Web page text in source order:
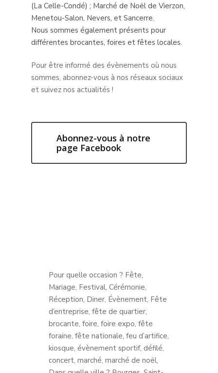
(La Celle-Condé) ; Marché de Noël de Vierzon,
Menetou-Salon, Nevers, et Sancerre.
Nous sommes également présents pour
différentes brocantes, foires et fêtes locales.
Pour être informé des évènements où nous
sommes, abonnez-vous à nos réseaux sociaux
et suivez nos actualités !
Abonnez-vous à notre
page Facebook
Pour quelle occasion ? Fête,
Mariage, Festival, Cérémonie,
Réception, Diner, Évènement, Fête
d’entreprise, fête de quartier,
brocante, foire, foire expo, fête
foraine, fête nationale, feu d’artifice,
kiosque, évènement sportif, défilé,
concert, marché, marché de noël,